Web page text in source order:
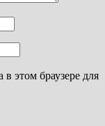
этом браузере для